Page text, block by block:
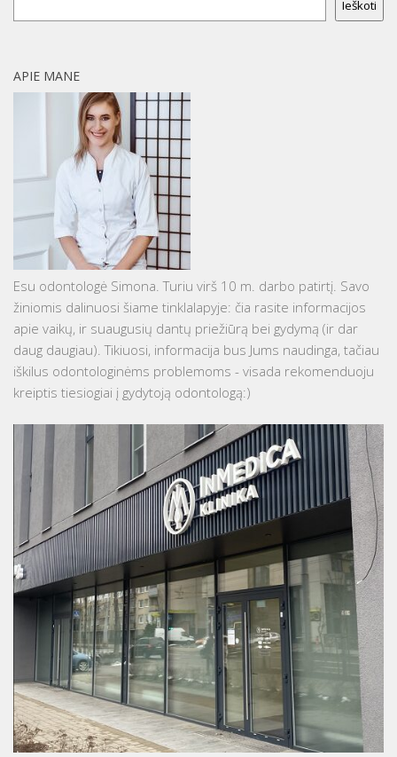
Ieškoti
APIE MANE
Esu odontologė Simona. Turiu virš 10 m. darbo patirtį. Savo
žiniomis dalinuosi šiame tinklalapyje: čia rasite informacijos
apie vaikų, ir suaugusių dantų priežiūrą bei gydymą (ir dar
daug daugiau). Tikiuosi, informacija bus Jums naudinga, tačiau
iškilus odontologinėms problemoms - visada rekomenduoju
kreiptis tiesiogiai į gydytoją odontologą:)